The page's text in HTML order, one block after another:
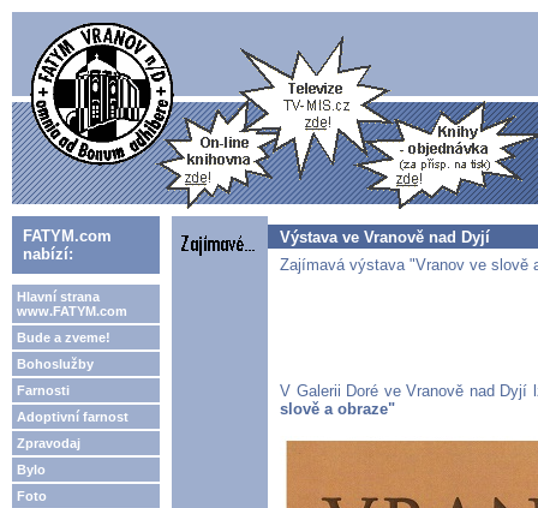
FATYM.com
nabízí:
Hlavní strana
www.FATYM.com
Bude a zveme!
Bohoslužby
Farnosti
Adoptivní farnost
Zpravodaj
Bylo
Foto
Výstava ve Vranově nad Dyjí
Zajímavá výstava "Vranov ve slově
V Galerii Doré ve Vranově nad Dyjí
slově a obraze"